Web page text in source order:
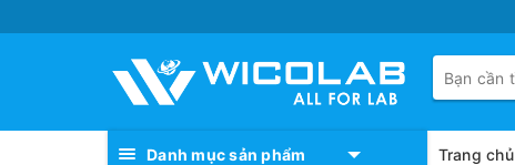
Danh mục sản phẩm Trang chủ